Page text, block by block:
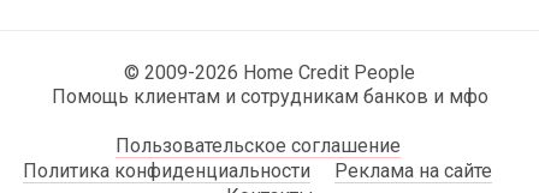
© 2009-2026 Home Credit People
Помощь клиентам и сотрудникам банков и мфо
Пользовательское соглашение
Политика конфиденциальности
Реклама на сайте